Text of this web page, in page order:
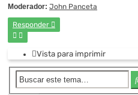
Moderador: John Panceta
Responder
Vista para imprimir